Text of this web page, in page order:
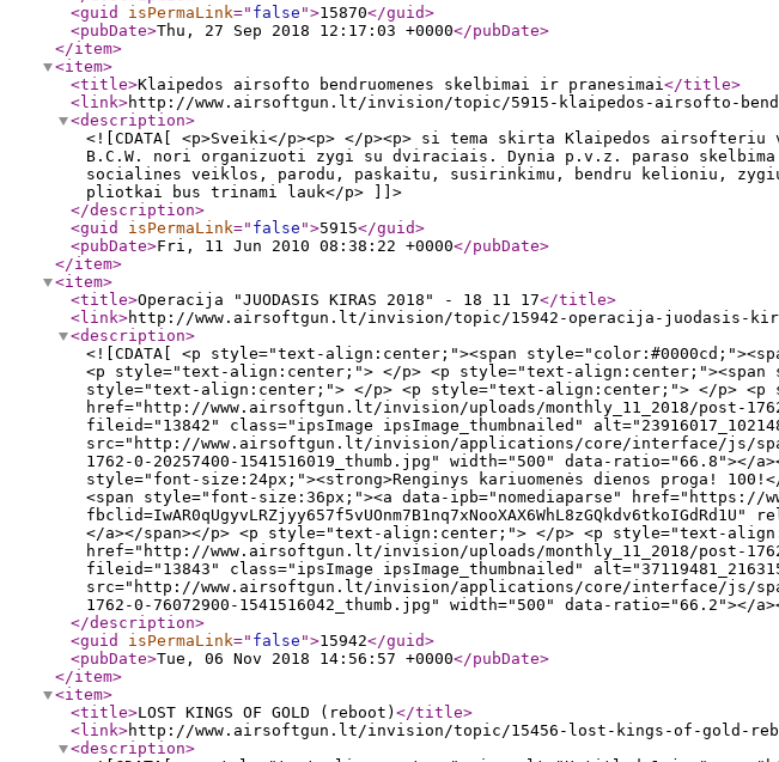
<guid
isPermaLink=" false ">15870</guid>
<pubDate>Thu, 27 Sep 2018 12:17:03 +0000</pubDate>
</item>
<item>
<title>Klaipedos airsofto bendruomenes skelbimai ir pranesimai</title>
<link>http://www.airsoftgun.lt/invision/topic/5915-klaipedos-airsofto-
<description>
<![CDATA[ <p>Sveiki</p><p> </p><p> si tema skirta Klaipedos airsofteriu
B.C.W. nori organizuoti zygi su dviraciais. Dynia p.v.z. paraso
socialines veiklos, parodu, paskaitu, susirinkimu, bendru kelioniu, zygiu bet
pliotkai bus trinami lauk</p> ]]>
</description>
<guid
isPermaLink=" false ">5915</guid>
<pubDate>Fri, 11 Jun 2010 08:38:22 +0000</pubDate>
</item>
<item>
<title>Operacija "JUODASIS KIRAS 2018" - 18 11 17</title>
<link>http://www.airsoftgun.lt/invision/topic/15942-operacija-juodasis-
<description>
<![CDATA[ <p style="text-align:center;"><span
<p style="text-align:center;"> </p> <p style="text-align:center;"><span
style="text-align:center;"> </p> <p style="text-align:center;"> </p> <p
href="http://www.airsoftgun.lt/invision/uploads/monthly_11_2018/post-
fileid="13842" class="ipsImage ipsImage_thumbnailed"
src="http://www.airsoftgun.lt/invision/applications/core/interface/js/
1762-0-20257400-1541516019_thumb.jpg" width="500" data-
style="font-size:24px;"><strong>Renginys kariuomenės dienos proga!
<span style="font-size:36px;"><a data-ipb="nomediaparse" href="https://
</a></span></p> <p style="text-align:center;"> </p> <p style="text-
href="http://www.airsoftgun.lt/invision/uploads/monthly_11_2018/post-
fileid="13843" class="ipsImage ipsImage_thumbnailed"
src="http://www.airsoftgun.lt/invision/applications/core/interface/js/
1762-0-76072900-1541516042_thumb.jpg" width="500" data-ratio="66.2"></
</description>
<guid
isPermaLink=" false ">15942</guid>
<pubDate>Tue, 06 Nov 2018 14:56:57 +0000</pubDate>
</item>
<item>
<title>LOST KINGS OF GOLD (reboot) </title>
<link>http://www.airsoftgun.lt/invision/topic/15456-lost-kings-of-gold-
<description>